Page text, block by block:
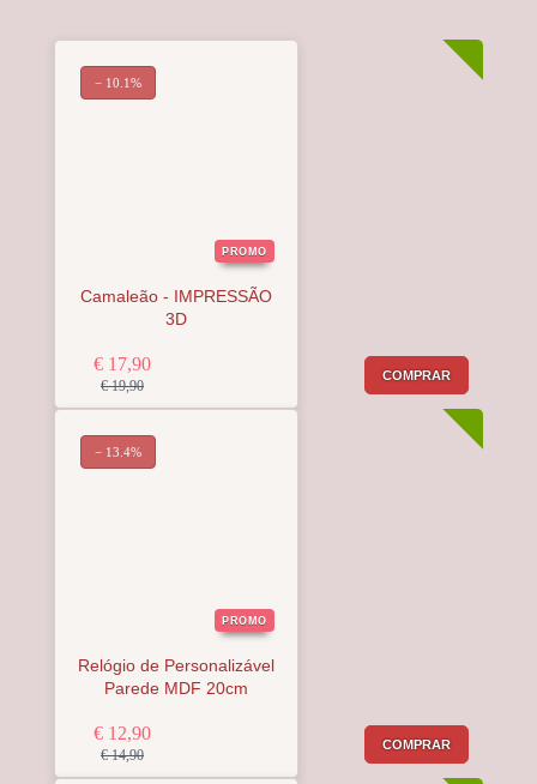
PROMO
Camaleão - IMPRESSÃO
3D
€ 17,90
€ 19,90
COMPRAR
− 10.1%
PROMO
Relógio de Personalizável
Parede MDF 20cm
€ 12,90
€ 14,90
COMPRAR
− 13.4%